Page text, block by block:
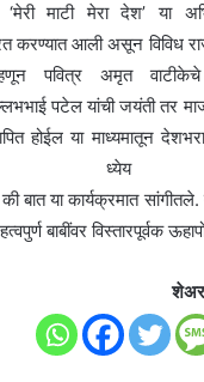
‘मेरी माटी मेरा देश’ या
करण्यात आली असून विविध
पवित्र अमृत
पटेल यांची जयंती तर
होईल या माध्यमातून
ध्येय
बात या कार्यक्रमात सांगीतले.
बाबींवर विस्तारपूर्वक